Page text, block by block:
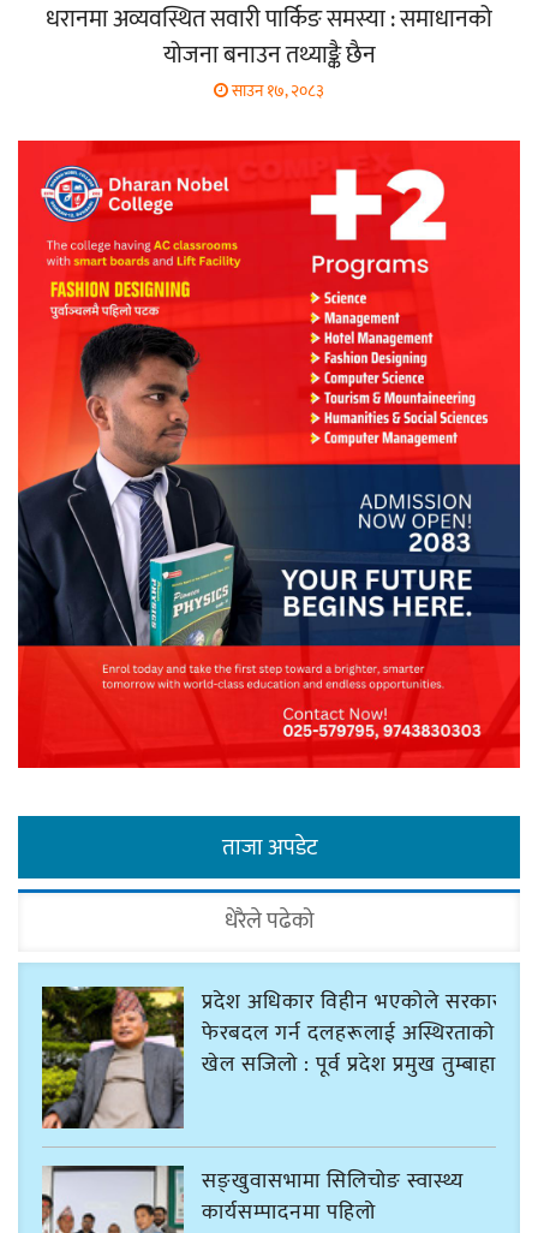
धरानमा अव्यवस्थित सवारी पार्किङ समस्या : समाधानको
योजना बनाउन तथ्याङ्कै छैन
साउन १७, २०८३
ताजा अपडेट
धेरैले पढेको
प्रदेश अधिकार विहीन भएकोले सरकार
फेरबदल गर्न दलहरूलाई अस्थिरताको
खेल सजिलो : पूर्व प्रदेश प्रमुख तुम्बाहाङ
सङ्खुवासभामा सिलिचोङ स्वास्थ्य
कार्यसम्पादनमा पहिलो